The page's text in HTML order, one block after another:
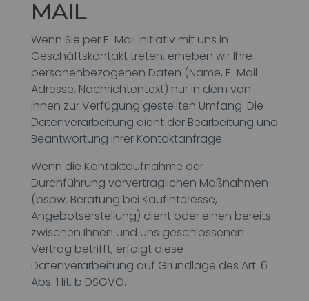
MAIL
Wenn Sie per E-Mail initiativ mit uns in
Geschäftskontakt treten, erheben wir Ihre
personenbezogenen Daten (Name, E-Mail-
Adresse, Nachrichtentext) nur in dem von
Ihnen zur Verfügung gestellten Umfang. Die
Datenverarbeitung dient der Bearbeitung und
Beantwortung Ihrer Kontaktanfrage.
Wenn die Kontaktaufnahme der
Durchführung vorvertraglichen Maßnahmen
(bspw. Beratung bei Kaufinteresse,
Angebotserstellung) dient oder einen bereits
zwischen Ihnen und uns geschlossenen
Vertrag betrifft, erfolgt diese
Datenverarbeitung auf Grundlage des Art. 6
Abs. 1 lit. b DSGVO.